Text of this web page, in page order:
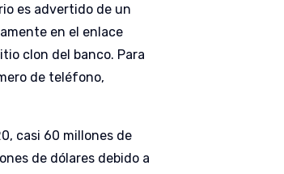
es advertido de un
en el enlace
clon del banco. Para
de teléfono,
casi 60 millones de
de dólares debido a